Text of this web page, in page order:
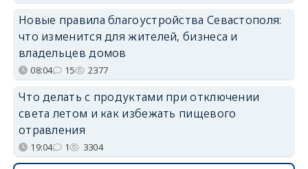
Новые правила благоустройства Севастополя:
что изменится для жителей, бизнеса и
владельцев домов
08:04 15 2377
Что делать с продуктами при отключении
света летом и как избежать пищевого
отравления
19:04 1 3304